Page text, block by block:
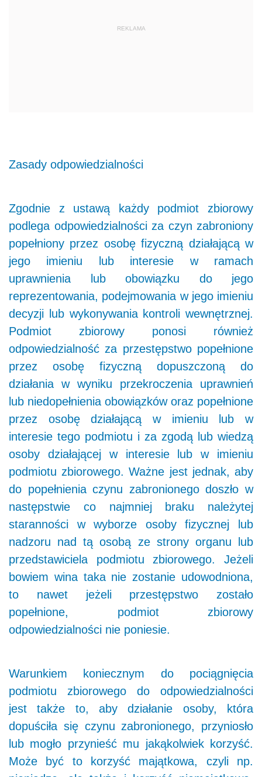
REKLAMA
Zasady odpowiedzialności
Zgodnie z ustawą każdy podmiot zbiorowy
podlega odpowiedzialności za czyn zabroniony
popełniony przez osobę fizyczną działającą w
jego imieniu lub interesie w ramach
uprawnienia lub obowiązku do jego
reprezentowania, podejmowania w jego imieniu
decyzji lub wykonywania kontroli wewnętrznej.
Podmiot zbiorowy ponosi również
odpowiedzialność za przestępstwo popełnione
przez osobę fizyczną dopuszczoną do
działania w wyniku przekroczenia uprawnień
lub niedopełnienia obowiązków oraz popełnione
przez osobę działającą w imieniu lub w
interesie tego podmiotu i za zgodą lub wiedzą
osoby działającej w interesie lub w imieniu
podmiotu zbiorowego. Ważne jest jednak, aby
do popełnienia czynu zabronionego doszło w
następstwie co najmniej braku należytej
staranności w wyborze osoby fizycznej lub
nadzoru nad tą osobą ze strony organu lub
przedstawiciela podmiotu zbiorowego. Jeżeli
bowiem wina taka nie zostanie udowodniona,
to nawet jeżeli przestępstwo zostało
popełnione, podmiot zbiorowy
odpowiedzialności nie poniesie.
Warunkiem koniecznym do pociągnięcia
podmiotu zbiorowego do odpowiedzialności
jest także to, aby działanie osoby, która
dopuściła się czynu zabronionego, przyniosło
lub mogło przynieść mu jakąkolwiek korzyść.
Może być to korzyść majątkowa, czyli np.